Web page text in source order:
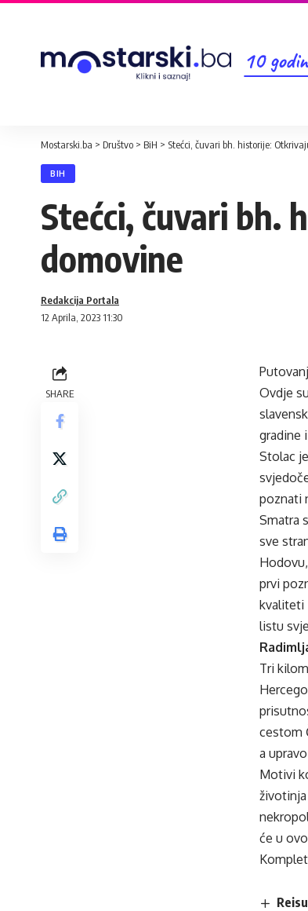
10
Mostarski.ba > Društvo > BiH > Stećci, čuvari bh. historije:
BIH
Stećci, čuvari bh.
domovine
12 Aprila, 2023 11:30
Redakcija Portala
SHARE
Ovdje
gradine
Stolac
poznati
Smatra
sve
prvi
kvaliteti
listu
Tri
cestom
a
Motivi
će u